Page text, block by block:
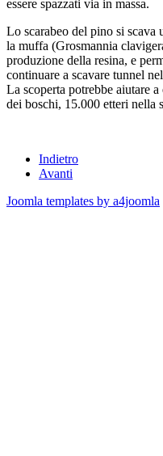
essere spazzati via in massa.
Lo scarabeo del pino si scava
la muffa (Grosmannia
produzione della resina, e
continuare a scavare tunnel
La scoperta potrebbe aiutare
dei boschi, 15.000 etteri nella
Indietro
Avanti
Joomla templates by a4joomla